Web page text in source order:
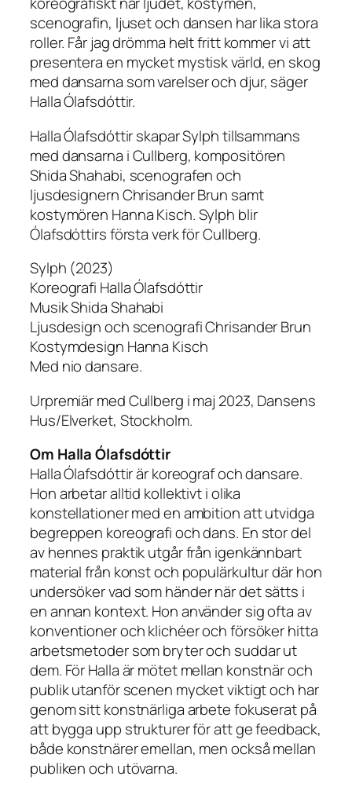
scenografin, ljuset och dansen har lika stora
roller. Får jag drömma helt fritt kommer vi att
presentera en mycket mystisk värld, en skog
med dansarna som varelser och djur, säger
Halla Ólafsdóttir.
Halla Ólafsdóttir skapar Sylph tillsammans
med dansarna i Cullberg, kompositören
Shida Shahabi, scenografen och
ljusdesignern Chrisander Brun samt
kostymören Hanna Kisch. Sylph blir
Ólafsdóttirs första verk för Cullberg.
Sylph (2023)
Koreografi Halla Ólafsdóttir
Musik Shida Shahabi
Ljusdesign och scenografi Chrisander Brun
Kostymdesign Hanna Kisch
Med nio dansare.
Urpremiär med Cullberg i maj 2023, Dansens
Hus/Elverket, Stockholm.
Om Halla Ólafsdóttir
Halla Ólafsdóttir är koreograf och dansare.
Hon arbetar alltid kollektivt i olika
konstellationer med en ambition att utvidga
begreppen koreografi och dans. En stor del
av hennes praktik utgår från igenkännbart
material från konst och populärkultur där hon
undersöker vad som händer när det sätts i
en annan kontext. Hon använder sig ofta av
konventioner och klichéer och försöker hitta
arbetsmetoder som bryter och suddar ut
dem. För Halla är mötet mellan konstnär och
publik utanför scenen mycket viktigt och har
genom sitt konstnärliga arbete fokuserat på
att bygga upp strukturer för att ge feedback,
både konstnärer emellan, men också mellan
publiken och utövarna.